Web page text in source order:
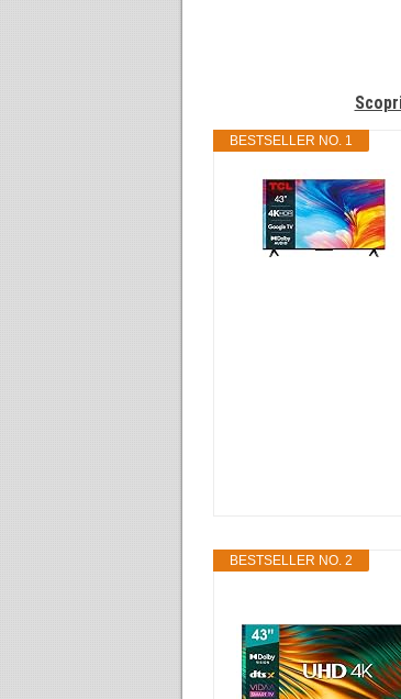
BESTSELLER NO. 1
BESTSELLER NO. 2